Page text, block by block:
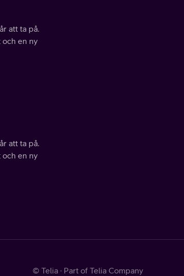
att ta på.
och en ny
att ta på.
och en ny
© Telia · Part of Telia Company